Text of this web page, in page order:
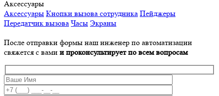
Аксессуары
Аксессуары Кнопки вызова сотрудника Пейджеры
Передатчик вызова Часы Экраны
После отправки формы наш инженер по автоматизации
свяжется с вами и проконсультирует по всем вопросам